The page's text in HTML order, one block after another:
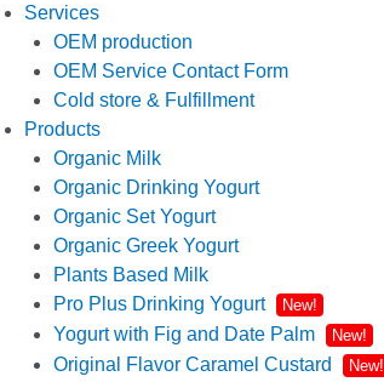
Services
OEM production
OEM Service Contact Form
Cold store & Fulfillment
Products
Organic Milk
Organic Drinking Yogurt
Organic Set Yogurt
Organic Greek Yogurt
Plants Based Milk
Pro Plus Drinking Yogurt
New!
Yogurt with Fig and Date Palm New!
Original Flavor Caramel Custard New!